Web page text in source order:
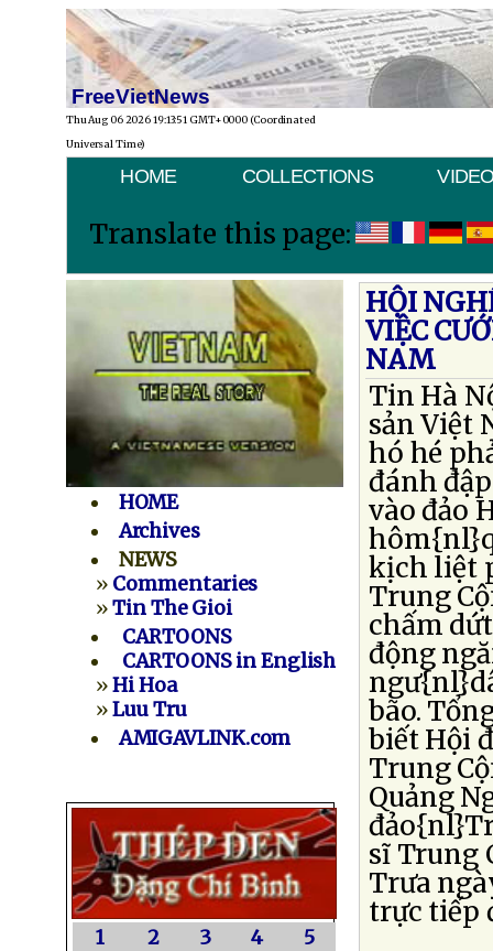
FreeVietNews
Thu Aug 06 2026 19:13:51 GMT+0000 (Coordinated
Universal Time)
HOME COLLECTIONS
Translate this page:
HOME
Archives
NEWS
» Commentaries
»Tin The Gioi
CARTOONS
CARTOONS in English
»Hi Hoa
»Luu Tru
AMIGAVLINK.com
1 2 3 4
5
HỘI
VIỆC
NAM
Tin Hà
sản Việt
hó hé
đánh
vào đảo
kịch liệt
Trung
chấm
động
bão.
biết Hội
Trung
Quảng
sĩ Trung
Trưa
trực tiếp